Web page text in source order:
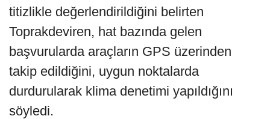
titizlikle değerlendirildiğini belirten
Toprakdeviren, hat bazında gelen
başvurularda araçların GPS üzerinden
takip edildiğini, uygun noktalarda
durdurularak klima denetimi yapıldığını
söyledi.